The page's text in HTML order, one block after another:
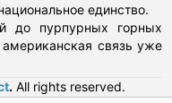
единство.
до пурпурных горных
связь уже
. All rights reserved.